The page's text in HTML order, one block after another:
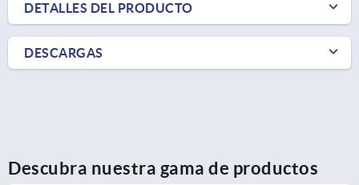
DETALLES DEL PRODUCTO
DESCARGAS
Descubra nuestra gama de productos